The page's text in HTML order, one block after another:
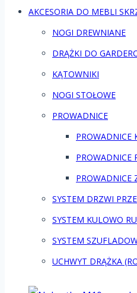
AKCESORIA DO MEBLI
NOGI DREWNIANE
DRĄŻKI DO
KĄTOWNIKI
NOGI STOŁOWE
PROWADNICE
PROWADNICE
PROWADNICE
PROWADNICE
SYSTEM DRZWI
SYSTEM KULOWO
SYSTEM
UCHWYT DRĄŻKA